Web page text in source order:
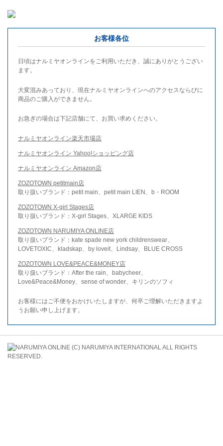
お客様各位
日頃はナルミヤオンラインをご利用いただき、誠にありがとうござい
ます。
大変混みあっており、現在ナルミヤオンラインへのアクセスならびに
商品のご購入ができません。
お急ぎの場合は下記店舗にて、お買い求めください。
ナルミヤオンライン楽天市場店
ナルミヤオンライン Yahoo!ショッピング店
ナルミヤオンライン Amazon店
ZOZOTOWN petitmain店
取り扱いブランド：petit main、petit main LIEN、b・ROOM
ZOZOTOWN X-girl Stages店
取り扱いブランド：X-girl Stages、XLARGE KIDS
ZOZOTOWN NARUMIYA ONLINE店
取り扱いブランド：kate spade new york childrenswear、
LOVETOXIC、kladskap、by loveit、Lindsay、BLUE CROSS
ZOZOTOWN LOVE&PEACE&MONEY店
取り扱いブランド：After the rain、babycheer、
Love&Peace&Money、sense of wonder、キリンのソフィ
お客様にはご不便をおかけいたしますが、何卒ご理解いただきますよ
うお願い申し上げます。